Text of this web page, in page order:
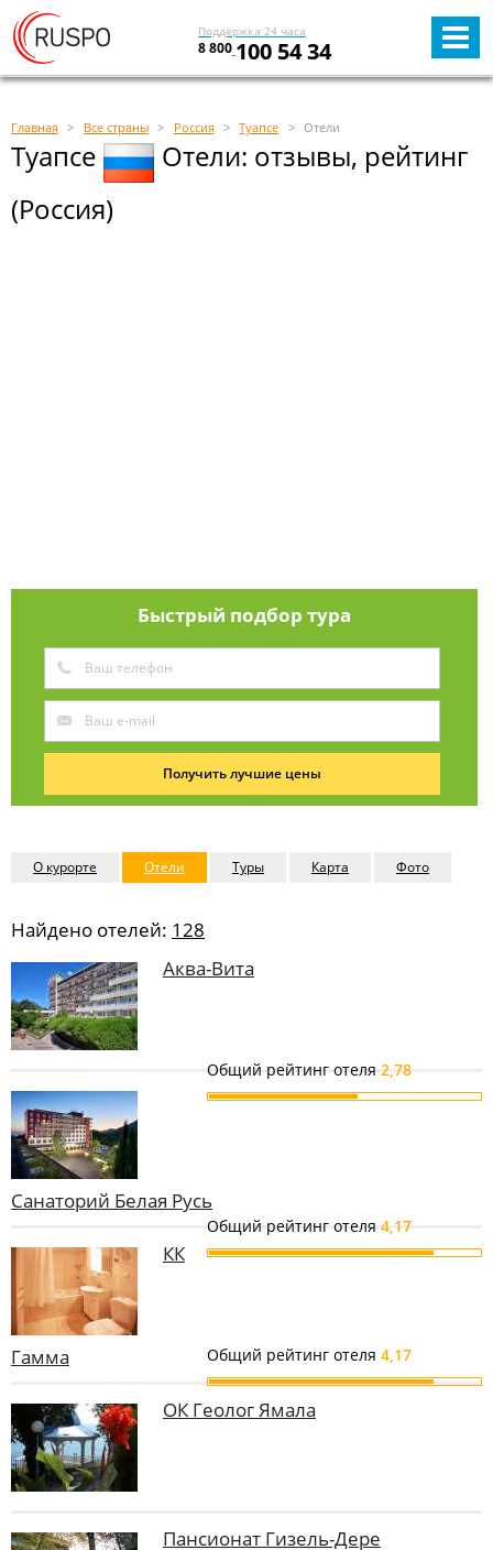
Поддержка 24 часа
8 800 100 54 34
Главная Все страны Россия Туапсе Отели
Туапсе
Отели: отзывы, рейтинг
(Россия)
Быстрый подбор тура
Получить лучшие цены
О курорте Отели Туры Карта Фото
Найдено отелей: 128
Аква-Вита
Общий рейтинг отеля 2,78
Санаторий Белая Русь
Общий рейтинг отеля 4,17
КК
Гамма Общий рейтинг отеля 4,17
ОК Геолог Ямала
Пансионат Гизель-Дере